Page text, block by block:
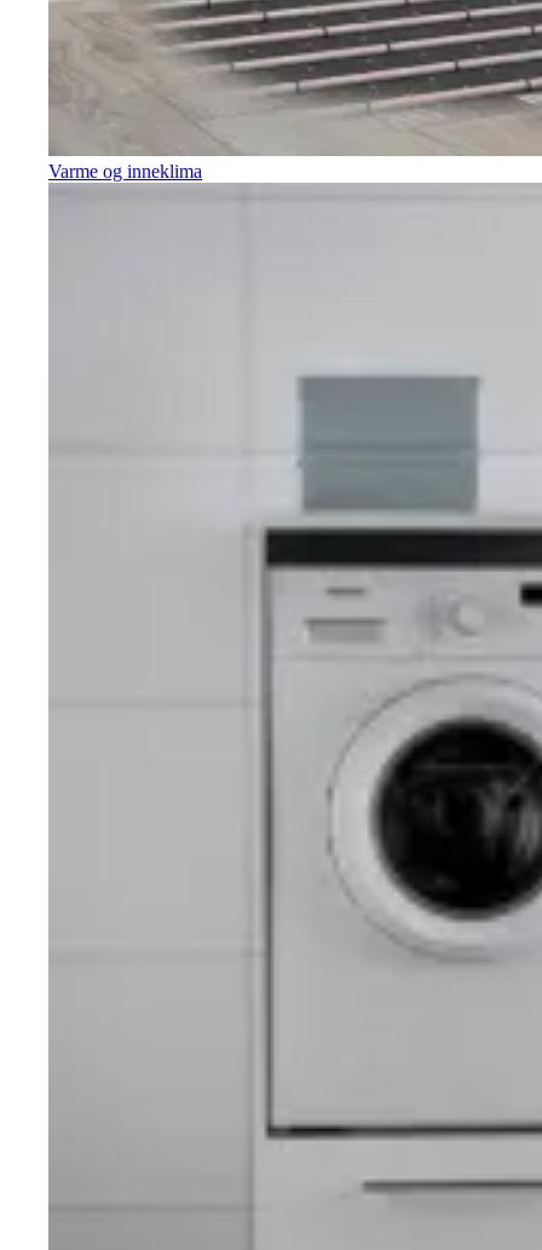
Varme og inneklima